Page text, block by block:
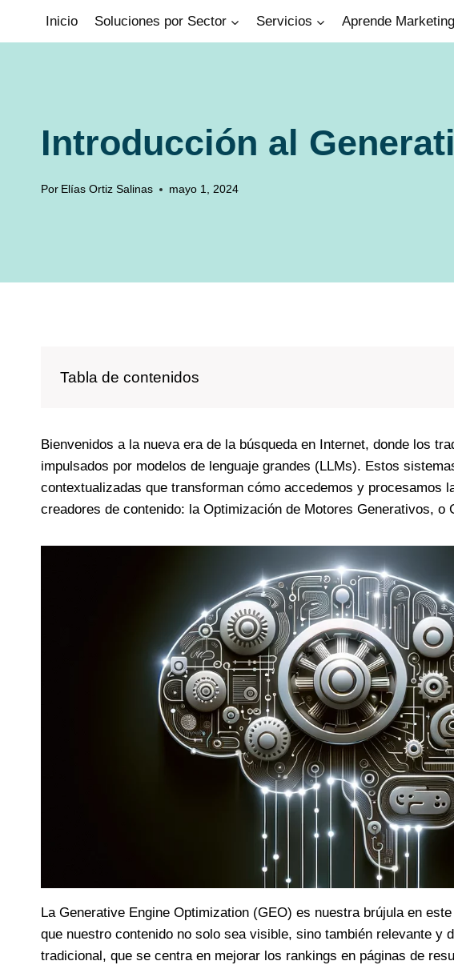
Inicio Soluciones por Sector Servicios Aprende
Introducción al
Por Elías Ortiz Salinas mayo 1, 2024
Tabla de contenidos
Bienvenidos a la nueva era de la búsqueda en Internet, donde los
impulsados por modelos de lenguaje grandes (LLMs). Estos
contextualizadas que transforman cómo accedemos y procesamos
creadores de contenido: la Optimización de Motores Generativos, o
La Generative Engine Optimization (GEO) es nuestra brújula en
que nuestro contenido no solo sea visible, sino también relevante
tradicional, que se centra en mejorar los rankings en páginas de